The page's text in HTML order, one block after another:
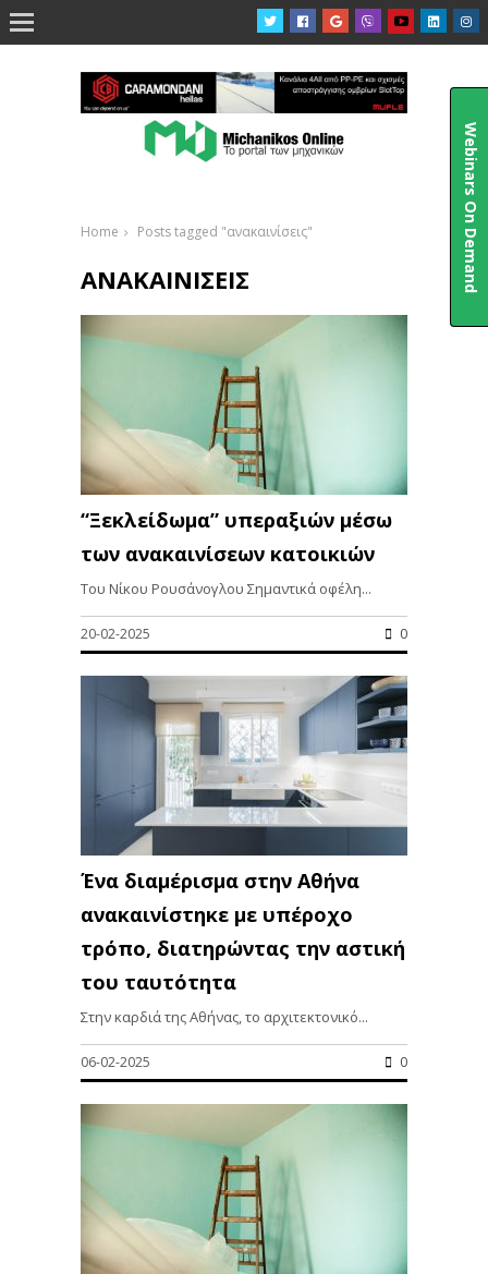

Home Posts tagged "ανακαινίσεις"
ΑΝΑΚΑΙΝΊΣΕΙΣ
“Ξεκλείδωμα” υπεραξιών μέσω
των ανακαινίσεων κατοικιών
Του Νίκου Ρουσάνογλου Σημαντικά οφέλη...
20-02-2025 0
Ένα διαμέρισμα στην Αθήνα
ανακαινίστηκε με υπέροχο
τρόπο, διατηρώντας την αστική
του ταυτότητα
Στην καρδιά της Αθήνας, το αρχιτεκτονικό...
06-02-2025 0
Webinars On Demand